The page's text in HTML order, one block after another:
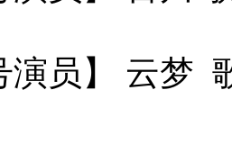
演员】 云梦